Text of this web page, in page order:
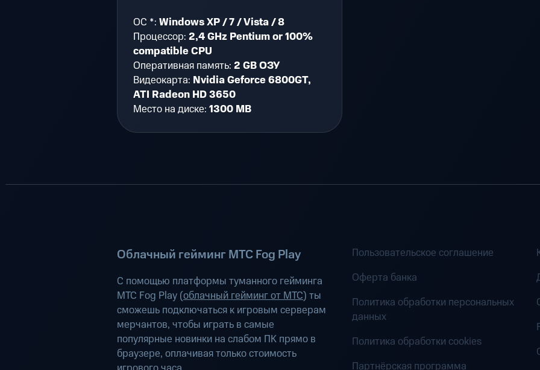
ОС *: Windows XP / 7 / Vista / 8
Процессор: 2,4 GHz Pentium or 100%
compatible CPU
Оперативная память: 2 GB ОЗУ
Видеокарта: Nvidia Geforce 6800GT,
ATI Radeon HD 3650
Место на диске: 1300 MB
Облачный гейминг МТС Fog Play
С помощью платформы туманного гейминга
МТС Fog Play (облачный гейминг от МТС) ты
сможешь подключаться к игровым серверам
мерчантов, чтобы играть в самые
популярные новинки на слабом ПК прямо в
браузере, оплачивая только стоимость
Пользовательское соглашение
Оферта банка
Политика обработки персональных
данных
Политика обработки cookies
Партнёрская программа